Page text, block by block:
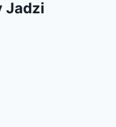
Jadzi